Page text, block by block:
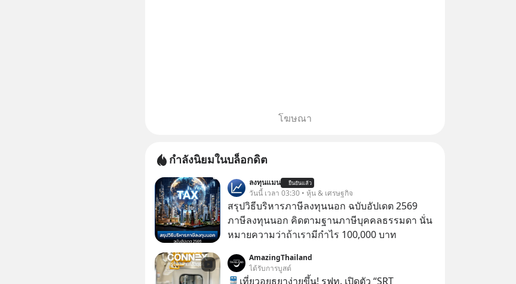
โฆษณา
กำลังนิยมในบล็อกดิต
ลงทุนแมน ยืนยันแล้ว
วันนี้ เวลา 03:30 • หุ้น & เศรษฐกิจ
สรุปวิธีบริหารภาษีลงทุนนอก ฉบับอัปเดต 2569
ภาษีลงทุนนอก คิดตามฐานภาษีบุคคลธรรมดา นั่น
หมายความว่าถ้าเรามีกำไร 100,000 บาท
AmazingThailand
ได้รับการบูสต์
🚆เที่ยวอยุธยาง่ายขึ้น! รฟท. เปิดตัว “SRT